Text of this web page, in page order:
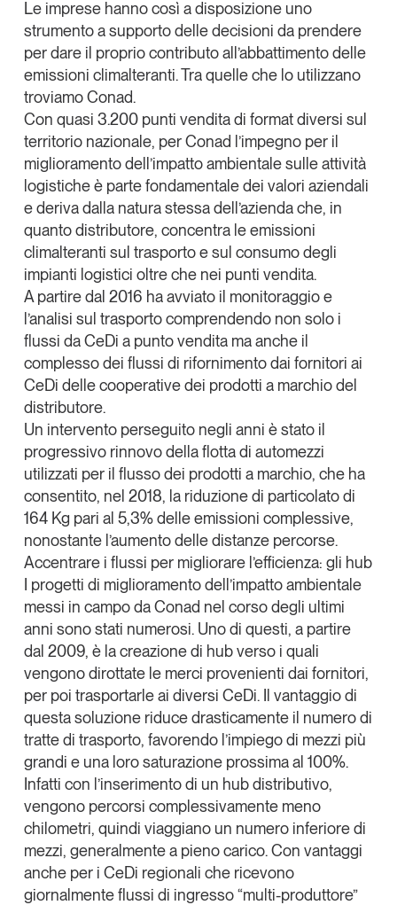
Un anno di
Tendenze2026
Leggi il magazine
Tendenze è il magazine di GS1 Italy che racconta in
modo indipendente il cambiamento e le sfide del largo
consumo e dell’economia a professionisti e
consumatori
GS1 Italy GS1 Italy GS1 Italy
Tendenze
GS1 Italy
Le imprese hanno così a disposizione uno
strumento a supporto delle decisioni da prendere
per dare il proprio contributo all’abbattimento delle
emissioni climalteranti. Tra quelle che lo utilizzano
troviamoConad.
Con quasi 3.200 punti vendita di format diversi sul
territorio nazionale, per Conad l’impegno per il
miglioramento dell’impatto ambientale sulle attività
logistiche è parte fondamentale dei valori aziendali
e deriva dalla natura stessa dell’azienda che, in
quanto distributore, concentra le emissioni
climalteranti sul trasporto e sul consumo degli
impianti logistici oltre che nei punti vendita.
A partire dal 2016 ha avviato il monitoraggio e
l’analisi sul trasporto comprendendo non solo i
flussi da CeDi a punto vendita ma anche il
complesso dei flussi di rifornimento dai fornitori ai
CeDi delle cooperative dei prodotti a marchio del
distributore.
Un intervento perseguito negli anni è stato il
progressivo rinnovo della flotta di automezzi
utilizzati per il flusso dei prodotti a marchio, che ha
consentito, nel 2018, la riduzione di particolato di
164 Kg pari al 5,3% delle emissioni complessive,
nonostante l’aumento delle distanze percorse.
Accentrare i flussi per migliorare l’efficienza: gli hub
I progetti di miglioramento dell’impatto ambientale
messi in campo da Conad nel corso degli ultimi
anni sono stati numerosi. Uno di questi, a partire
dal 2009, è la creazione di hub verso i quali
vengono dirottate le merci provenienti dai fornitori,
per poi trasportarle ai diversi CeDi. Il vantaggio di
questa soluzione riduce drasticamente il numero di
tratte di trasporto, favorendo l’impiego di mezzi più
grandi e una loro saturazione prossima al 100%.
Infatti con l’inserimento di un hub distributivo,
vengono percorsi complessivamente meno
chilometri, quindi viaggiano un numero inferiore di
mezzi, generalmente a pieno carico. Con vantaggi
anche per i CeDi regionali che ricevono
giornalmente flussi di ingresso “multi-produttore”